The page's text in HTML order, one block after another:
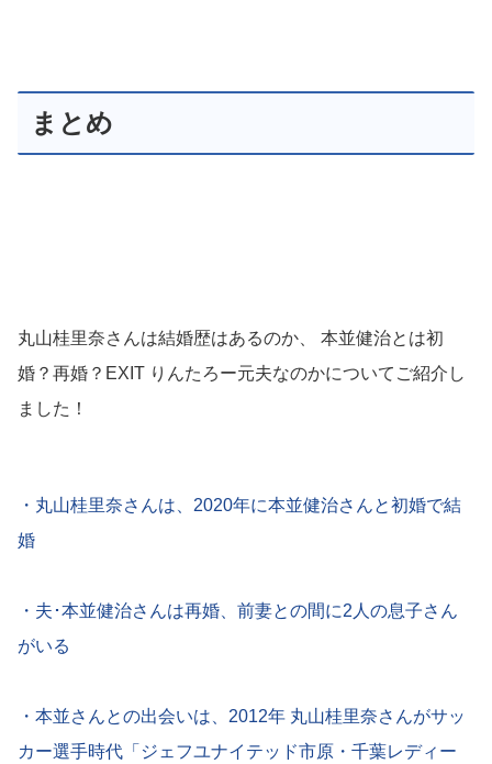
まとめ
丸山桂里奈さんは結婚歴はあるのか、 本並健治とは初
婚？再婚？EXIT りんたろー元夫なのかについてご紹介し
ました！
・丸山桂里奈さんは、2020年に本並健治さんと初婚で結
婚
・夫･本並健治さんは再婚、前妻との間に2人の息子さん
がいる
・本並さんとの出会いは、2012年 丸山桂里奈さんがサッ
カー選手時代「ジェフユナイテッド市原・千葉レディー